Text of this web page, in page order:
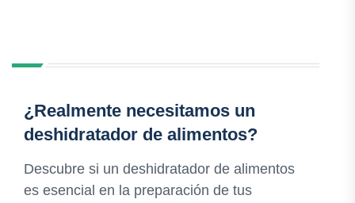
¿Realmente necesitamos un
deshidratador de alimentos?
Descubre si un deshidratador de alimentos
es esencial en la preparación de tus